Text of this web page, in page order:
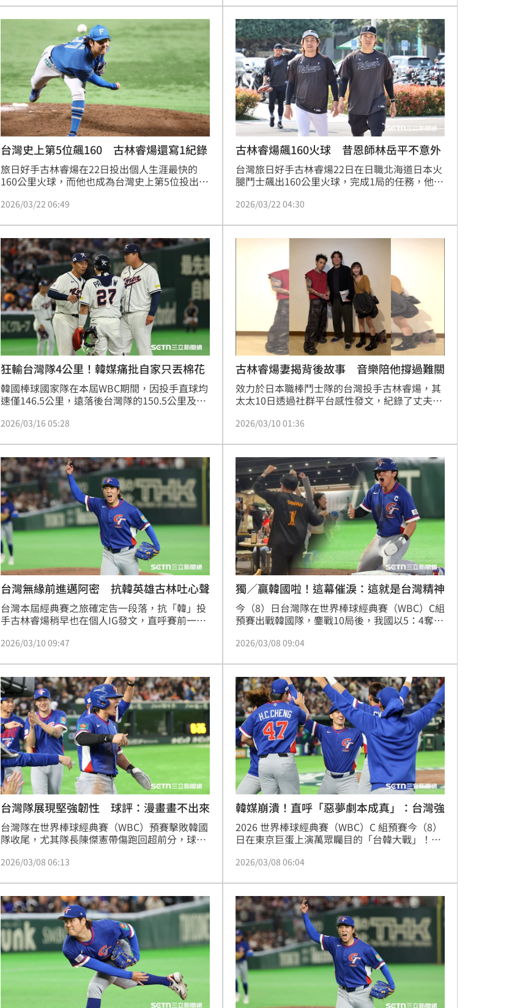
台灣史上第5位飆160 古林睿煬還寫1紀錄
旅日好手古林睿煬在22日投出個人生涯最快的
160公里火球，而他也成為台灣史上第5位投出超
非旅美、中職體系出身投出160公里的選手。
2026/03/22 06:49
古林睿煬飆160火球 昔恩師林岳平不意外
台灣旅日好手古林睿煬22日在日職北海道日本火
腿鬥士飆出160公里火球，完成1局的任務，他也
手。對此過去的恩師林岳平也發表看法，表示自
里火球的實力。
2026/03/22 04:30
狂輸台灣隊4公里！韓媒痛批自家只丟棉花
韓國棒球國家隊在本屆WBC期間，因投手直球均
速僅146.5公里，遠落後台灣隊的150.5公里及日
出，全球棒壇正歷經球速革命，韓國隊卻停滯不
均速大幅提升6公里。韓媒痛批韓國職棒
（KBO）猶如井底之蛙，沉溺於國內票房，未能
覺醒以追趕世界列強，形容韓國「還在丟棉
花」，亟需改革以提升國際競爭力。
2026/03/16 05:28
古林睿煬妻揭背後故事 音樂陪他撐過難關
效力於日本職棒鬥士隊的台灣投手古林睿煬，其
太太10日透過社群平台感性發文，紀錄了丈夫從
程。文中揭露了古林睿煬與歌手Marz23（阿夜）
涯最艱難的時刻給予力量。
2026/03/10 01:36
台灣無緣前進邁阿密 抗韓英雄古林吐心聲
台灣本屆經典賽之旅確定告一段落，抗「韓」投
手古林睿煬稍早也在個人IG發文，直呼賽前一度
天的奮戰，他勉勵自己和整支台灣隊「我們是最
2026/03/10 09:47
獨／贏韓國啦！這幕催淚：這就是台灣精神
今（8）日台灣隊在世界棒球經典賽（WBC）C組
預賽出戰韓國隊，鏖戰10局後，我國以5：4奪
與團結氣勢意外引發各國注目，不僅是到東京球
派對」或「應援派對」也非常驚人！其中在美國
北加州「段純貞牛肉麵」餐廳，一幕跨越地理距
離、純粹為家鄉榮譽而嘶吼的畫面，讓人看了非
常動容，深刻感受到「球在哪，心就在哪」的台
灣精神。
2026/03/08 09:04
台灣隊展現堅強韌性 球評：漫畫畫不出來
台灣隊在世界棒球經典賽（WBC）預賽擊敗韓國
隊收尾，尤其隊長陳傑憲帶傷跑回超前分，球評
種種不利因素下，仍取得2場勝利果實。
2026/03/08 06:13
韓媒崩潰！直呼「惡夢劇本成真」：台灣強
2026 世界棒球經典賽（WBC）C 組預賽今（8）
日在東京巨蛋上演萬眾矚目的「台韓大戰」！中
戰，最終以 5：4 逆轉氣走韓國。這場史詩級的
讓南韓媒體與球迷陷入集體崩潰。賽後韓媒直
言，賽前最擔心的「惡夢劇本」果然成真，球隊
在體能與打線上全面慘遭輾壓！
2026/03/08 06:04